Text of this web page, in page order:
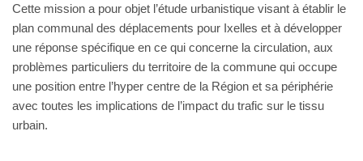
Cette mission a pour objet l’étude urbanistique visant à établir le
plan communal des déplacements pour Ixelles et à développer
une réponse spécifique en ce qui concerne la circulation, aux
problèmes particuliers du territoire de la commune qui occupe
une position entre l’hyper centre de la Région et sa périphérie
avec toutes les implications de l’impact du trafic sur le tissu
urbain.